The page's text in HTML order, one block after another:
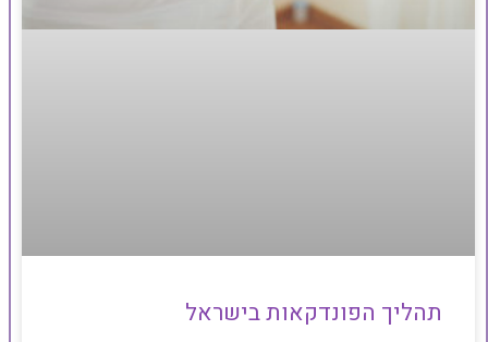
תהליך הפונדקאות בישראל